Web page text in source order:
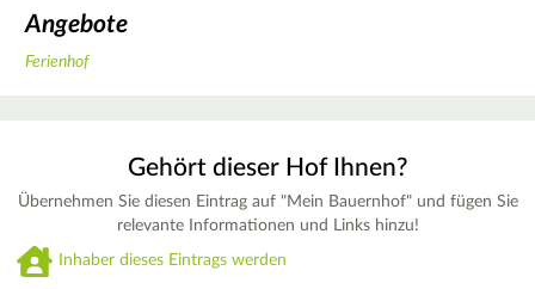
Angebote
Ferienhof
Gehört dieser Hof Ihnen?
Übernehmen Sie diesen Eintrag auf "Mein Bauernhof" und fügen Sie
relevante Informationen und Links hinzu!
Inhaber dieses Eintrags werden